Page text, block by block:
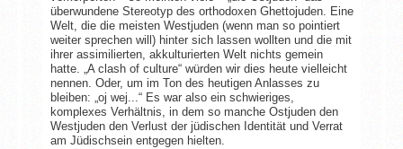
überwundene Stereotyp des orthodoxen Ghettojuden. Eine
Welt, die die meisten Westjuden (wenn man so pointiert
weiter sprechen will) hinter sich lassen wollten und die mit
ihrer assimilierten, akkulturierten Welt nichts gemein
hatte. „A clash of culture“ würden wir dies heute vielleicht
nennen. Oder, um im Ton des heutigen Anlasses zu
bleiben: „oj wej...“ Es war also ein schwieriges,
komplexes Verhältnis, in dem so manche Ostjuden den
Westjuden den Verlust der jüdischen Identität und Verrat
am Jüdischsein entgegen hielten.